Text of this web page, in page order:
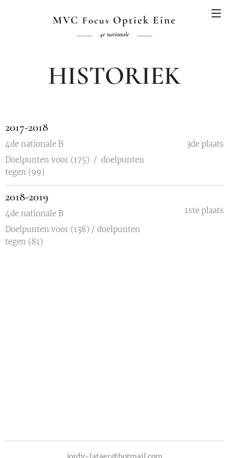
MVC Focus Optiek Eine
4e nationale
HISTORIEK
2017-2018
4de nationale B
Doelpunten voor (175) / doelpunten
tegen (99)
3de plaats
2018-2019
4de nationale B
Doelpunten voor (138) / doelpunten
tegen (81)
1ste plaats